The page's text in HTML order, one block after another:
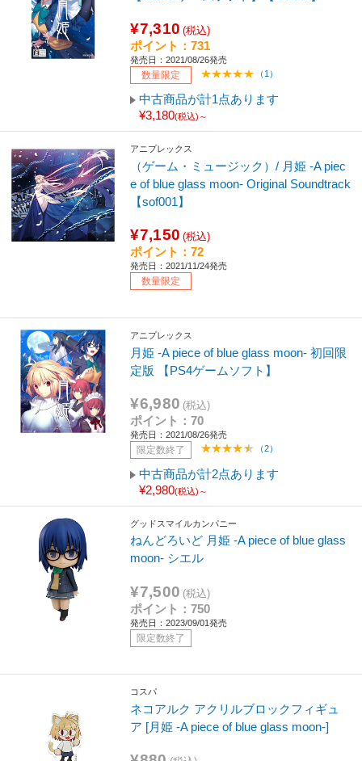
¥7,310 (税込)
ポイント：731
発売日：2021/08/26発売
数量限定 （1）
中古商品が計1点あります
¥3,180(税込)～
アニプレックス
（ゲーム・ミュージック）/ 月姫 -A piec
e of blue glass moon- Original Soundtrack
【sof001】
¥7,150 (税込)
ポイント：72
発売日：2021/11/24発売
数量限定
アニプレックス
月姫 -A piece of blue glass moon- 初回限
定版 【PS4ゲームソフト】
¥6,980 (税込)
ポイント：70
発売日：2021/08/26発売
限定数終了 （2）
中古商品が計2点あります
¥2,980(税込)～
グッドスマイルカンパニー
ねんどろいど 月姫 -A piece of blue glass
moon- シエル
¥7,500 (税込)
ポイント：750
発売日：2023/09/01発売
限定数終了
コスパ
ネコアルク アクリルブロックフィギュ
ア [月姫 -A piece of blue glass moon-]